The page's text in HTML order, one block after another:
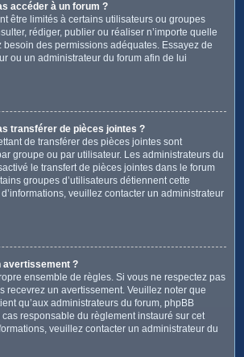
accéder à un forum ?
être limités à certains utilisateurs ou groupes
rédiger, publier ou réaliser n’importe quelle
besoin des permissions adéquates. Essayez de
ou un administrateur du forum afin de lui
transférer de pièces jointes ?
de transférer des pièces jointes sont
groupe ou par utilisateur. Les administrateurs du
le transfert de pièces jointes dans le forum
groupes d’utilisateurs détiennent cette
veuillez contacter un administrateur
avertissement ?
ensemble de règles. Si vous ne respectez pas
recevrez un avertissement. Veuillez noter que
qu’aux administrateurs du forum, phpBB
cas responsable du règlement instauré sur cet
veuillez contacter un administrateur du